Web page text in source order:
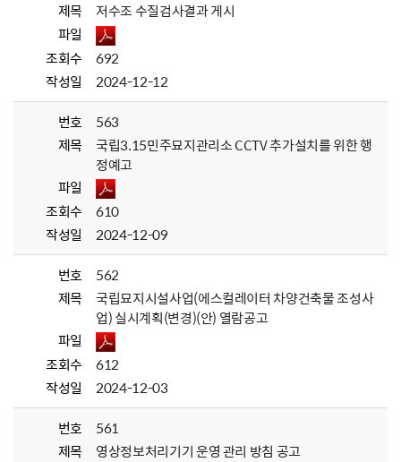
제목
저수조 수질검사결과 게시
파일
조회수
692
작성일
2024-12-12
번호
563
제목
국립3.15민주묘지관리소 CCTV 추가설치를 위한 행
정예고
파일
조회수
610
작성일
2024-12-09
번호
562
제목
국립묘지시설사업(에스컬레이터 차양건축물 조성사
업) 실시계획(변경)(안) 열람공고
파일
조회수
612
작성일
2024-12-03
번호
561
제목
영상정보처리기기 운영 관리 방침 공고